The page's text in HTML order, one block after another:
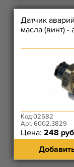
Датчик
масла (винт) -
Код 02582
Арт. 6002.3829
Цена: 248 руб